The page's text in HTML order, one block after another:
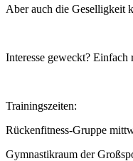
Aber auch die Geselligkeit
Interesse geweckt? Einfach
Trainingszeiten:
Rückenfitness-Gruppe
Gymnastikraum der